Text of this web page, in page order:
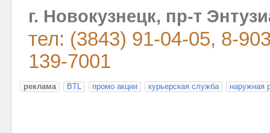
г. Новокузнецк, пр-т
тел: (3843) 91-04-05, 8-
139-7001
реклама BTL промо акции курьерская служба наружная